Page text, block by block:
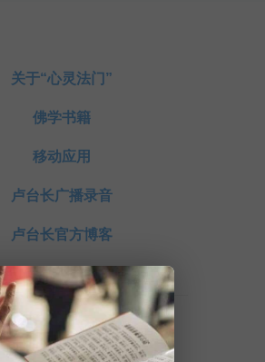
关于“心灵法门”
佛学书籍
移动应用
卢台长广播录音
卢台长官方博客